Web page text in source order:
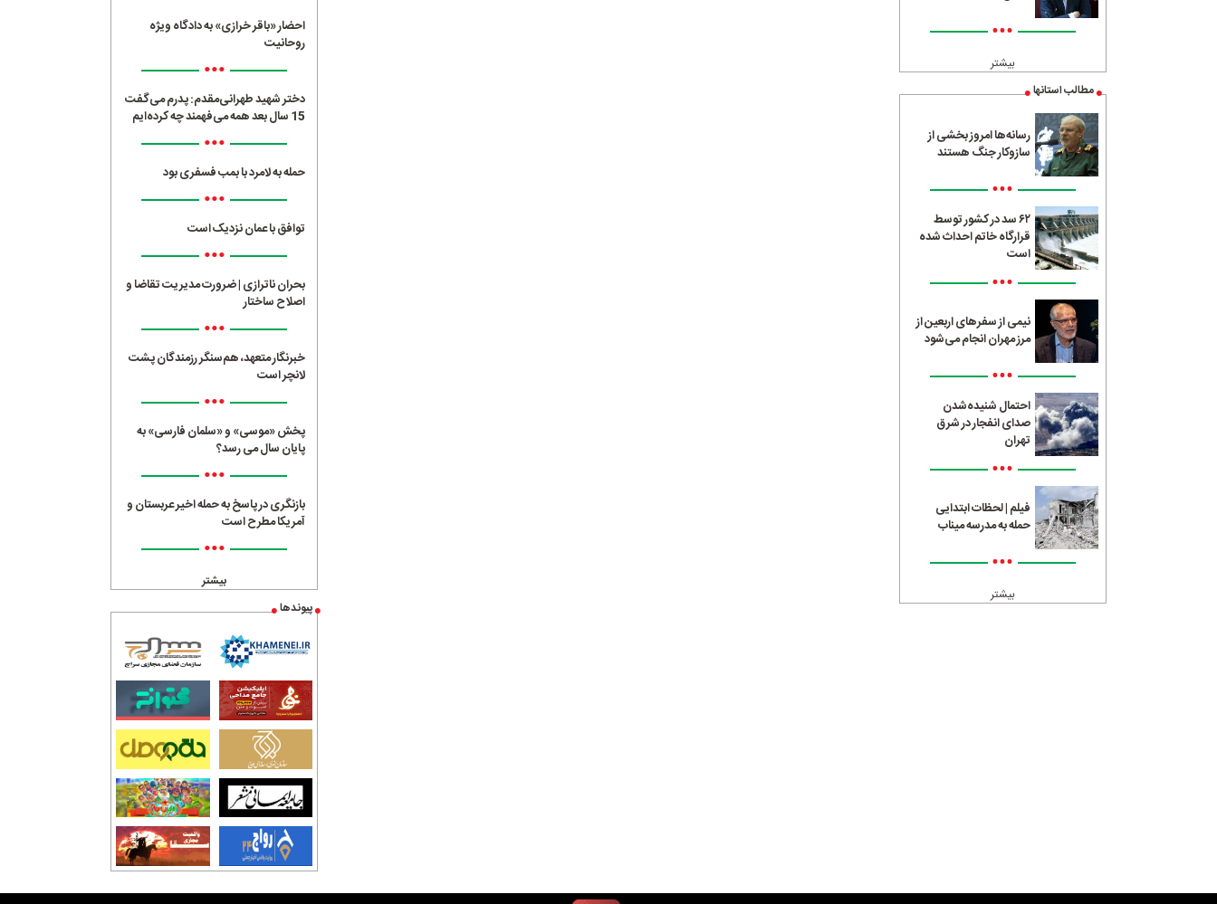
•••
بیشتر
مطالب استانها
رسانه‌ها امروز بخشی از
سازوکار جنگ هستند
•••
۶۲ سد در کشور توسط
قرارگاه خاتم احداث شده
است
•••
نیمی از سفرهای اربعین از
مرز مهران انجام می‌شود
•••
احتمال شنیده‌شدن
صدای انفجار در شرق
تهران
•••
فیلم | لحظات ابتدایی
حمله به مدرسه میناب
•••
بیشتر
احضار «باقر خرازی» به دادگاه ویژه
روحانیت
•••
دختر شهید طهرانی‌مقدم: پدرم می‌گفت
15 سال بعد همه می‌فهمند چه کرده‌ایم
•••
حمله به لامرد با بمب فسفری بود
•••
توافق با عمان نزدیک است
•••
بحران ناترازی | ضرورت مدیریت تقاضا و
اصلاح ساختار
•••
خبرنگار متعهد، هم‌سنگر رزمندگان پشت
لانچر است
•••
پخش «موسی» و «سلمان فارسی» به
پایان سال می رسد؟
•••
بازنگری در پاسخ به حمله اخیر عربستان و
آمریکا مطرح است
•••
بیشتر
پیوندها